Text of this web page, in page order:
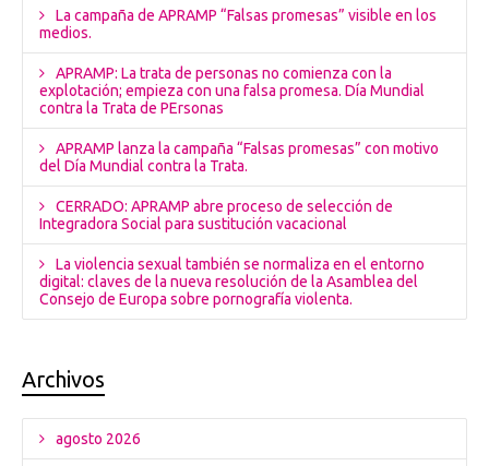
La campaña de APRAMP “Falsas promesas” visible en los
medios.
APRAMP: La trata de personas no comienza con la
explotación; empieza con una falsa promesa. Día Mundial
contra la Trata de PErsonas
APRAMP lanza la campaña “Falsas promesas” con motivo
del Día Mundial contra la Trata.
CERRADO: APRAMP abre proceso de selección de
Integradora Social para sustitución vacacional
La violencia sexual también se normaliza en el entorno
digital: claves de la nueva resolución de la Asamblea del
Consejo de Europa sobre pornografía violenta.
Archivos
agosto 2026